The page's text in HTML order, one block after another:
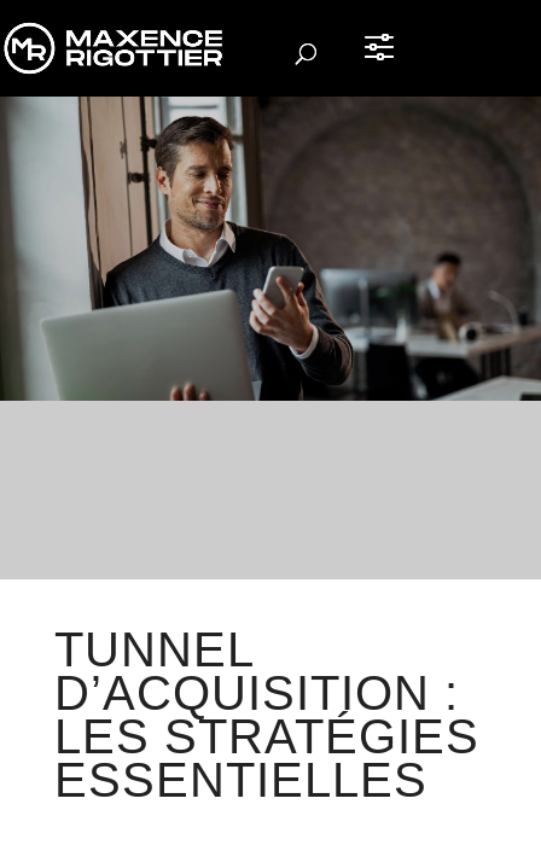
TUNNEL
D’ACQUISITION :
LES STRATÉGIES
ESSENTIELLES